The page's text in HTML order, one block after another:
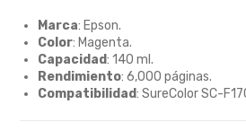
Marca: Epson.
Color: Magenta.
Capacidad: 140 ml.
Rendimiento: 6,000 páginas.
Compatibilidad: SureColor SC-